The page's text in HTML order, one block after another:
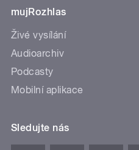
mujRozhlas
Živé vysílání
Audioarchiv
Podcasty
Mobilní aplikace
Sledujte nás